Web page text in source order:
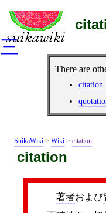
There are
citation
SuikaWiki > Wiki > citation
citation
著者および
三